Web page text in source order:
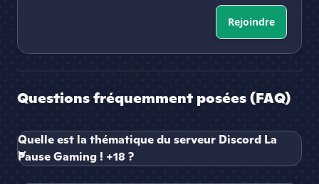
Rejoindre
Questions fréquemment posées (FAQ)
Quelle est la thématique du serveur Discord La
Pause Gaming ! +18 ?